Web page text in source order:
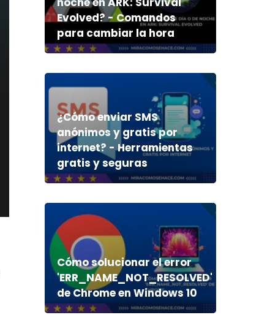
Evolved? - Comandos
para cambiar la hora
¿Cómo enviar SMS
anónimos y gratis por
internet? - Herramientas
gratis y seguras
Cómo solucionar el error
'ERR_NAME_NOT_RESOLVED'
de Chrome en Windows 10